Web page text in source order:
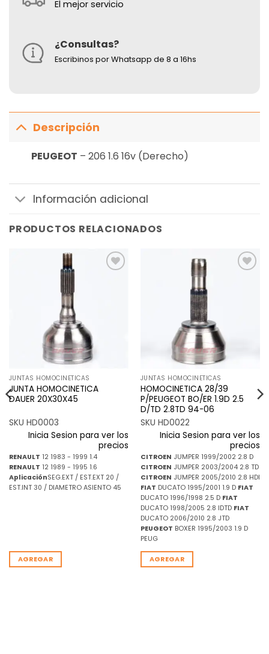
El mejor servicio
¿Consultas?
Escribinos por Whatsapp de 8 a 16hs
Descripción
PEUGEOT – 206 1.6 16v (Derecho)
Información adicional
PRODUCTOS RELACIONADOS
JUNTAS HOMOCINETICAS
JUNTA HOMOCINETICA
DAUER 20X30X45
SKU HD0003
Inicia Sesion para ver los
precios
RENAULT 12 1983 - 1999 1.4
RENAULT 12 1989 - 1995 1.6
AplicaciónSEG.EXT / EST.EXT 20 /
EST.INT 30 / DIAMETRO ASIENTO 45
AGREGAR
JUNTAS HOMOCINETICAS
HOMOCINETICA 28/39
P/PEUGEOT BO/ER 1.9D 2.5
D/TD 2.8TD 94-06
SKU HD0022
Inicia Sesion para ver los
precios
CITROEN JUMPER 1999/2002 2.8 D
CITROEN JUMPER 2003/2004 2.8 TD
CITROEN JUMPER 2005/2010 2.8 HDI
FIAT DUCATO 1995/2001 1.9 D FIAT
DUCATO 1996/1998 2.5 D FIAT
DUCATO 1998/2005 2.8 IDTD FIAT
DUCATO 2006/2010 2.8 JTD
PEUGEOT BOXER 1995/2003 1.9 D
PEUG
AGREGAR